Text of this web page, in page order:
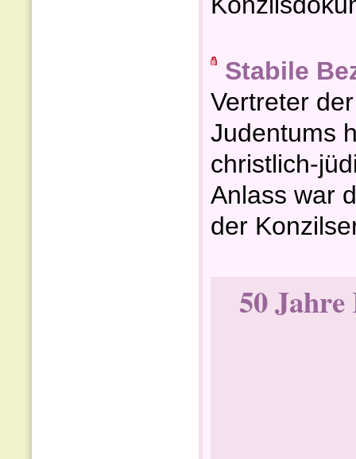
Stabile
Vertreter
Judentums
christlich-
Anlass war
der
50 Jahre